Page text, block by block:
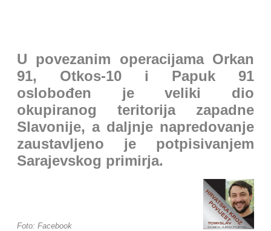
U povezanim operacijama Orkan
91, Otkos-10 i Papuk 91
oslobođen je veliki dio
okupiranog teritorija zapadne
Slavonije, a daljnje napredovanje
zaustavljeno je potpisivanjem
Sarajevskog primirja.
Foto: Facebook